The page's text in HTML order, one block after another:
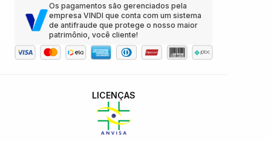
Os pagamentos são gerenciados pela
empresa VINDI que conta com um sistema
de antifraude que protege o nosso maior
patrimônio, você cliente!
LICENÇAS